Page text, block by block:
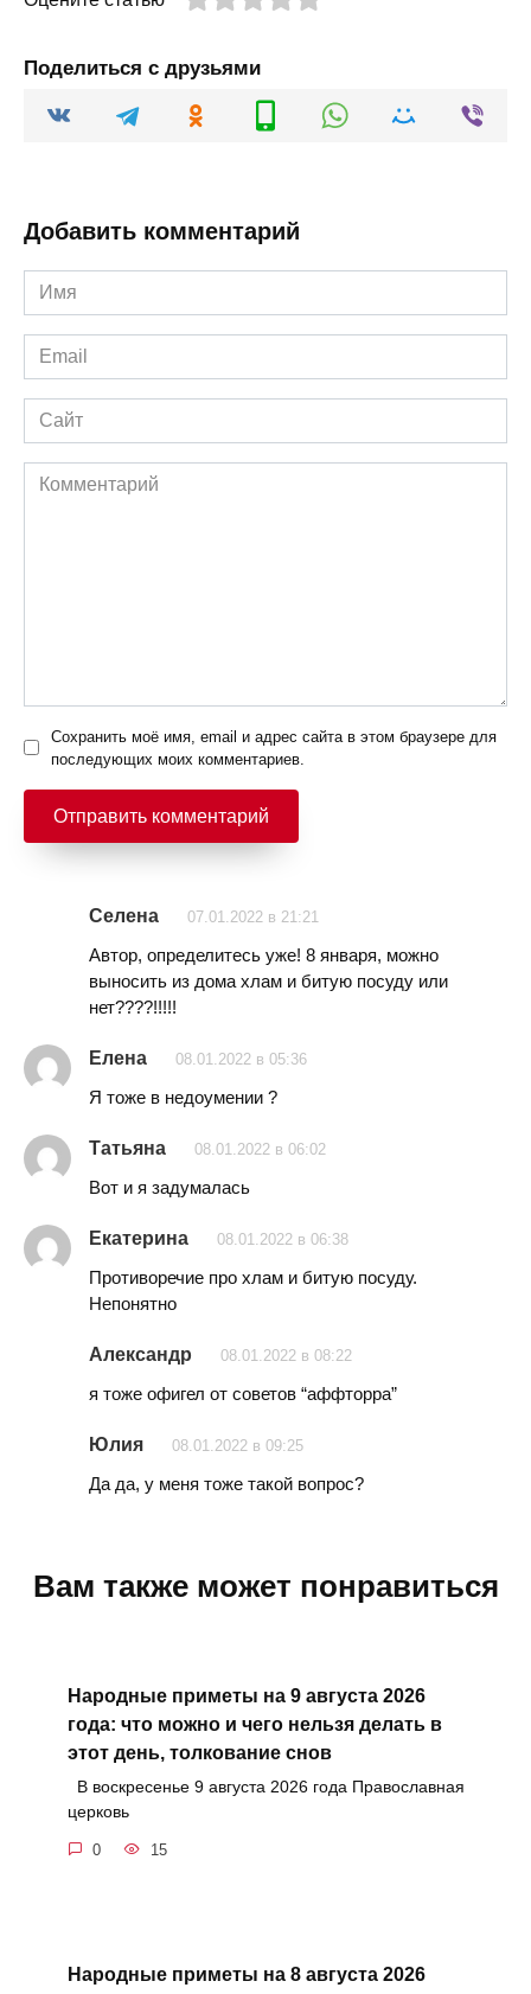
Поделиться с друзьями
Добавить комментарий
Имя
*
Email
*
Сайт
Комментарий
Сохранить моё имя, email и адрес сайта в этом браузере для
последующих моих комментариев.
Селена 07.01.2022 в 21:21
Автор, определитесь уже! 8 января, можно
выносить из дома хлам и битую посуду или
нет????!!!!!
Елена 08.01.2022 в 05:36
Я тоже в недоумении ?
Татьяна 08.01.2022 в 06:02
Вот и я задумалась
Екатерина 08.01.2022 в 06:38
Противоречие про хлам и битую посуду.
Непонятно
Александр 08.01.2022 в 08:22
я тоже офигел от советов “аффторра”
Юлия 08.01.2022 в 09:25
Да да, у меня тоже такой вопрос?
Вам также может понравиться
Народные приметы на 9 августа 2026
года: что можно и чего нельзя делать в
этот день, толкование снов
В воскресенье 9 августа 2026 года Православная
церковь
0 15
Народные приметы на 8 августа 2026